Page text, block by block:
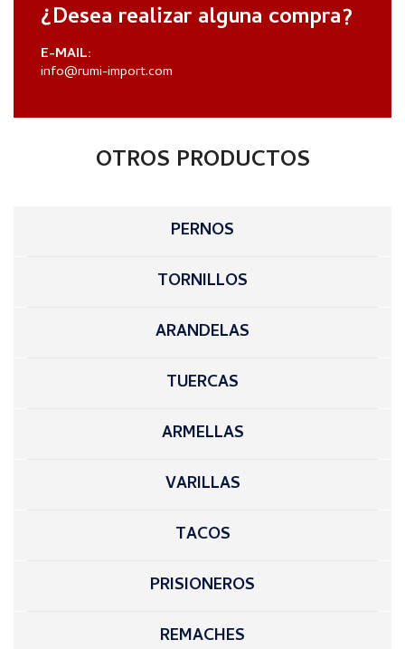
¿Desea realizar alguna compra?
E-MAIL:
info@rumi-import.com
OTROS PRODUCTOS
PERNOS
TORNILLOS
ARANDELAS
TUERCAS
ARMELLAS
VARILLAS
TACOS
PRISIONEROS
REMACHES